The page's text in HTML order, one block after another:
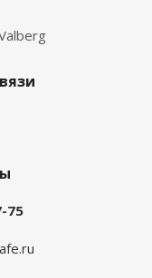
75